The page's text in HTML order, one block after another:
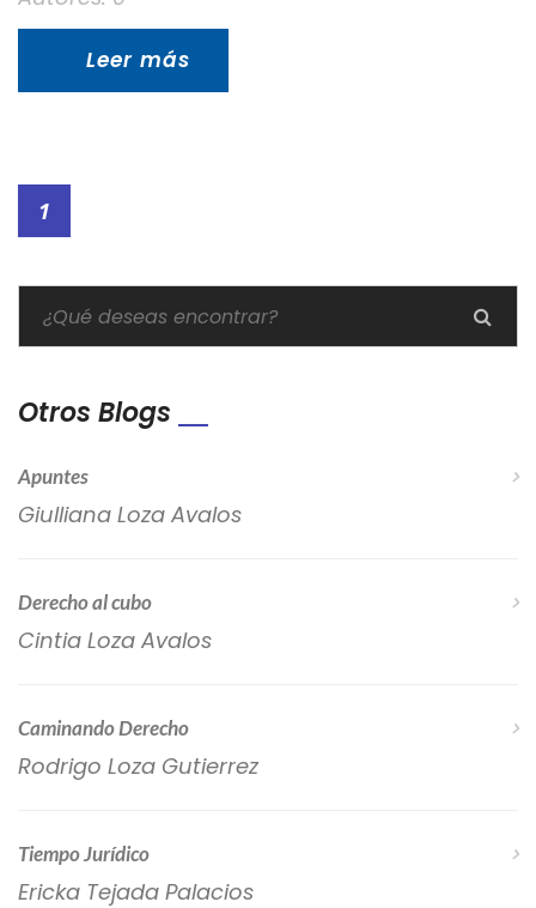
Leer más
1
Otros Blogs
Apuntes
Giulliana Loza Avalos
Derecho al cubo
Cintia Loza Avalos
Caminando Derecho
Rodrigo Loza Gutierrez
Tiempo Jurídico
Ericka Tejada Palacios